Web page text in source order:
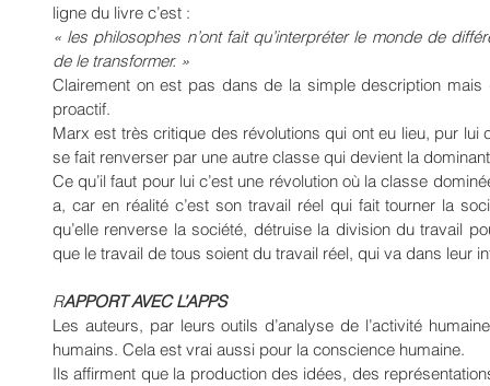
ligne du livre c’est :
« les philosophes n’ont fait qu’interpréter le monde de
de le transformer. »
Clairement on est pas dans de la simple description mais
proactif.
Marx est très critique des révolutions qui ont eu lieu, pur lui
se fait renverser par une autre classe qui devient la
Ce qu’il faut pour lui c’est une révolution où la classe
a, car en réalité c’est son travail réel qui fait tourner la
qu’elle renverse la société, détruise la division du travail
que le travail de tous soient du travail réel, qui va dans leur
RAPPORT AVEC L’APPS
Les auteurs, par leurs outils d’analyse de l’activité
humains. Cela est vrai aussi pour la conscience humaine.
Ils affirment que la production des idées, des